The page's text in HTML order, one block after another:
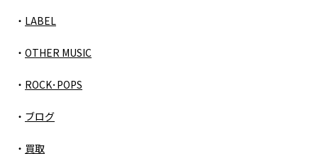
LABEL
OTHER MUSIC
ROCK･POPS
ブログ
買取